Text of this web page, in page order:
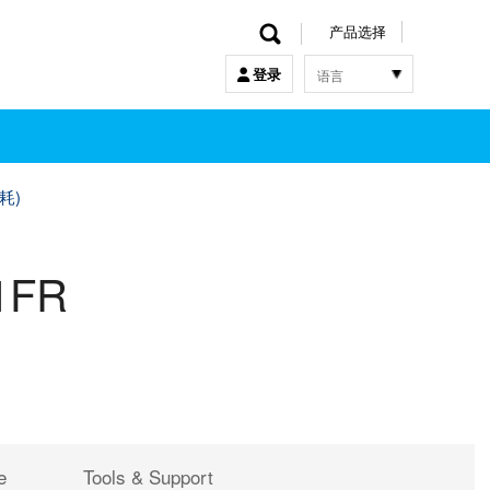
产品选择
登录 语言
한국어
中文
)
Tools & Support